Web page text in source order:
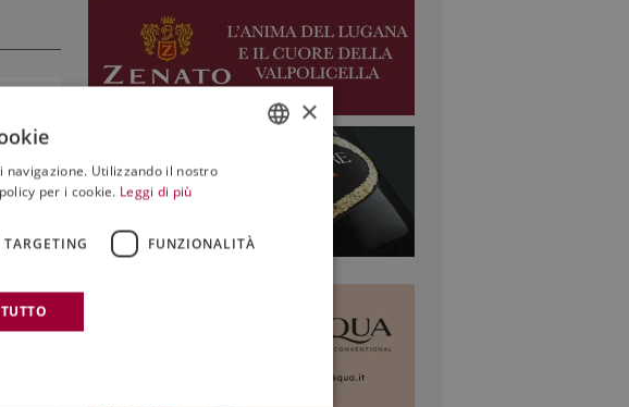
×
Utilizzando il nostro
per i cookie. Leggi di più
TARGETING FUNZIONALITÀ